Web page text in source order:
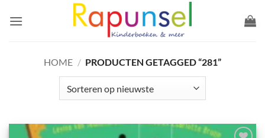
naar
HOME / PRODUCTEN GETAGGED “281”